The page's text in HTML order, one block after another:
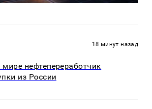
18 минут назад
нефтепереработчик
из России